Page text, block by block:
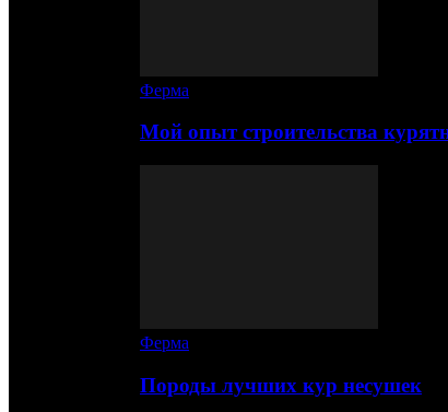
Ферма
Мой опыт строительства
Ферма
Породы лучших кур несушек